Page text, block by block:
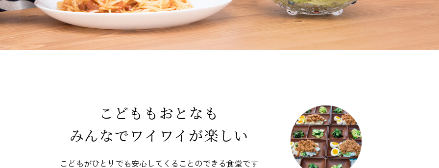
こどももおとなも
みんなでワイワイが楽しい
こどもがひとりでも安心してくることのできる食堂です